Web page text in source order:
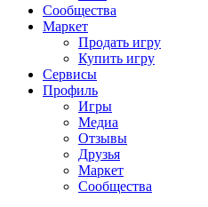
Сообщества
Маркет
Продать игру
Купить игру
Сервисы
Профиль
Игры
Медиа
Отзывы
Друзья
Маркет
Сообщества